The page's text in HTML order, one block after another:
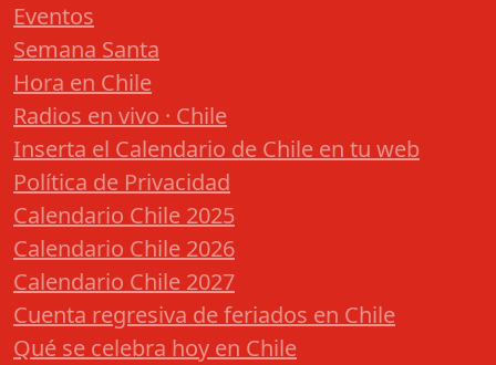
Eventos
Semana Santa
Hora en Chile
Radios en vivo · Chile
Inserta el Calendario de Chile en tu web
Política de Privacidad
Calendario Chile 2025
Calendario Chile 2026
Calendario Chile 2027
Cuenta regresiva de feriados en Chile
Qué se celebra hoy en Chile